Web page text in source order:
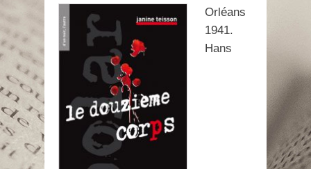
Orléans
1941.
Hans